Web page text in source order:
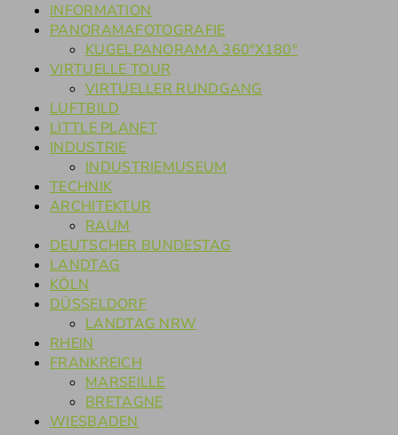
INFORMATION
PANORAMAFOTOGRAFIE
KUGELPANORAMA 360°X180°
VIRTUELLE TOUR
VIRTUELLER RUNDGANG
LUFTBILD
LITTLE PLANET
INDUSTRIE
INDUSTRIEMUSEUM
TECHNIK
ARCHITEKTUR
RAUM
DEUTSCHER BUNDESTAG
LANDTAG
KÖLN
DÜSSELDORF
LANDTAG NRW
RHEIN
FRANKREICH
MARSEILLE
BRETAGNE
WIESBADEN